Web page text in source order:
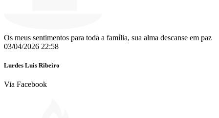
Os meus sentimentos para toda a família, sua alma descanse em paz
03/04/2026 22:58
Lurdes Luis Ribeiro
Via Facebook